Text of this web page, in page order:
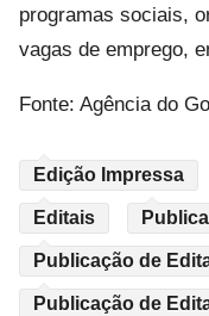
programas sociais,
vagas de emprego,
Fonte: Agência do
Edição Impressa
Editais
Publicação de
Publicação de